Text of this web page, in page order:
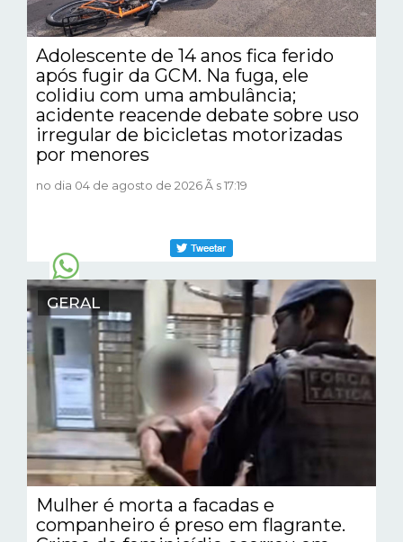
Adolescente de 14 anos fica ferido
após fugir da GCM. Na fuga, ele
colidiu com uma ambulância;
acidente reacende debate sobre uso
irregular de bicicletas motorizadas
por menores
no dia 04 de agosto de 2026 Ã s 17:19
GERAL
Mulher é morta a facadas e
companheiro é preso em flagrante.